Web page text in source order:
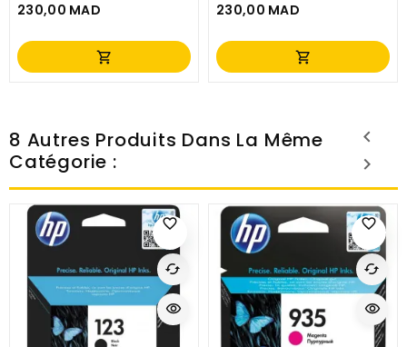
230,00 MAD
Prix
shopping_cart
230,00 MAD
Prix
shopping_cart
8 Autres Produits Dans La Même
Catégorie :
favorite_border
cached
visibility
favorite_border
cached
visibility